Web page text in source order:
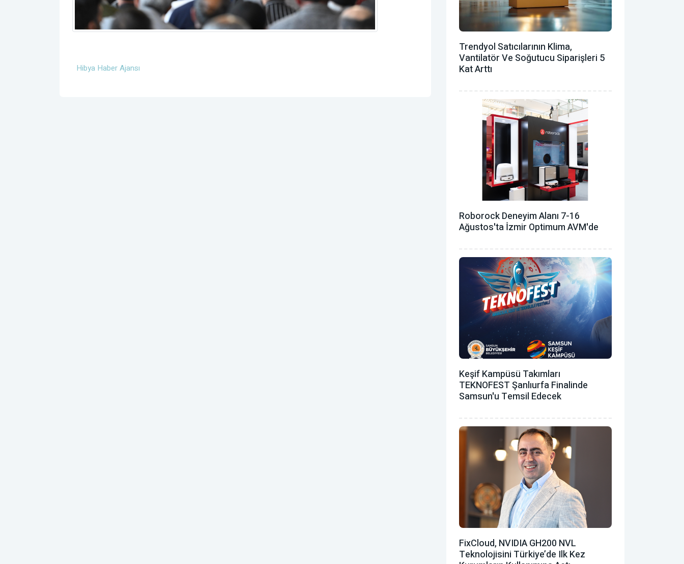
Hibya Haber Ajansı
Trendyol Satıcılarının Klima,
Vantilatör ‎ve Soğutucu Siparişleri 5
Kat Arttı
Roborock Deneyim Alanı 7-16
Ağustos'ta İzmir Optimum AVM'de
Keşif Kampüsü Takımları
TEKNOFEST Şanlıurfa Finalinde
Samsun'u Temsil Edecek
FixCloud, NVIDIA GH200 NVL
Teknolojisini Türkiye’de Ilk Kez